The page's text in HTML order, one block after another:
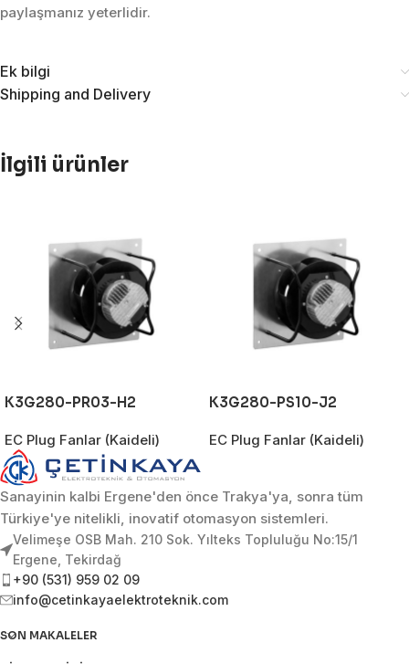
paylaşmanız yeterlidir.
Ek bilgi
Shipping and Delivery
İlgili ürünler
K3G280-PR03-H2
EC Plug Fanlar (Kaideli)
K3G280-PS10-J2
EC Plug Fanlar (Kaideli)
Sanayinin kalbi Ergene'den önce Trakya'ya, sonra tüm
Türkiye'ye nitelikli, inovatif otomasyon sistemleri.
Velimeşe OSB Mah. 210 Sok. Yılteks Topluluğu No:15/1
Ergene, Tekirdağ
+90 (531) 959 02 09
info@cetinkayaelektroteknik.com
SON MAKALELER